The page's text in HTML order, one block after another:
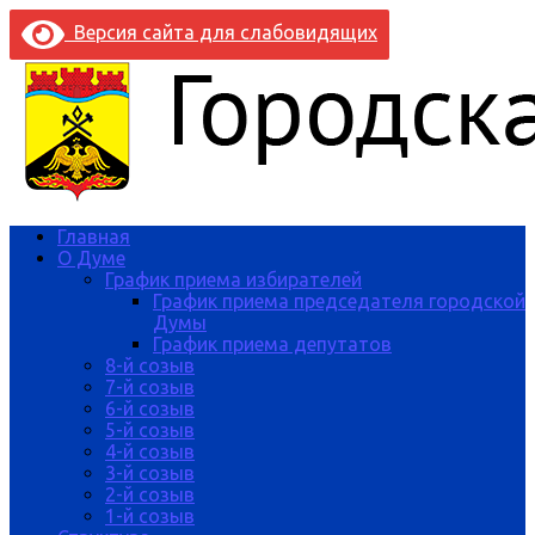
Версия сайта для слабовидящих
Главная
О Думе
График приема избирателей
График приема председателя городской
Думы
График приема депутатов
8-й созыв
7-й созыв
6-й созыв
5-й созыв
4-й созыв
3-й созыв
2-й созыв
1-й созыв